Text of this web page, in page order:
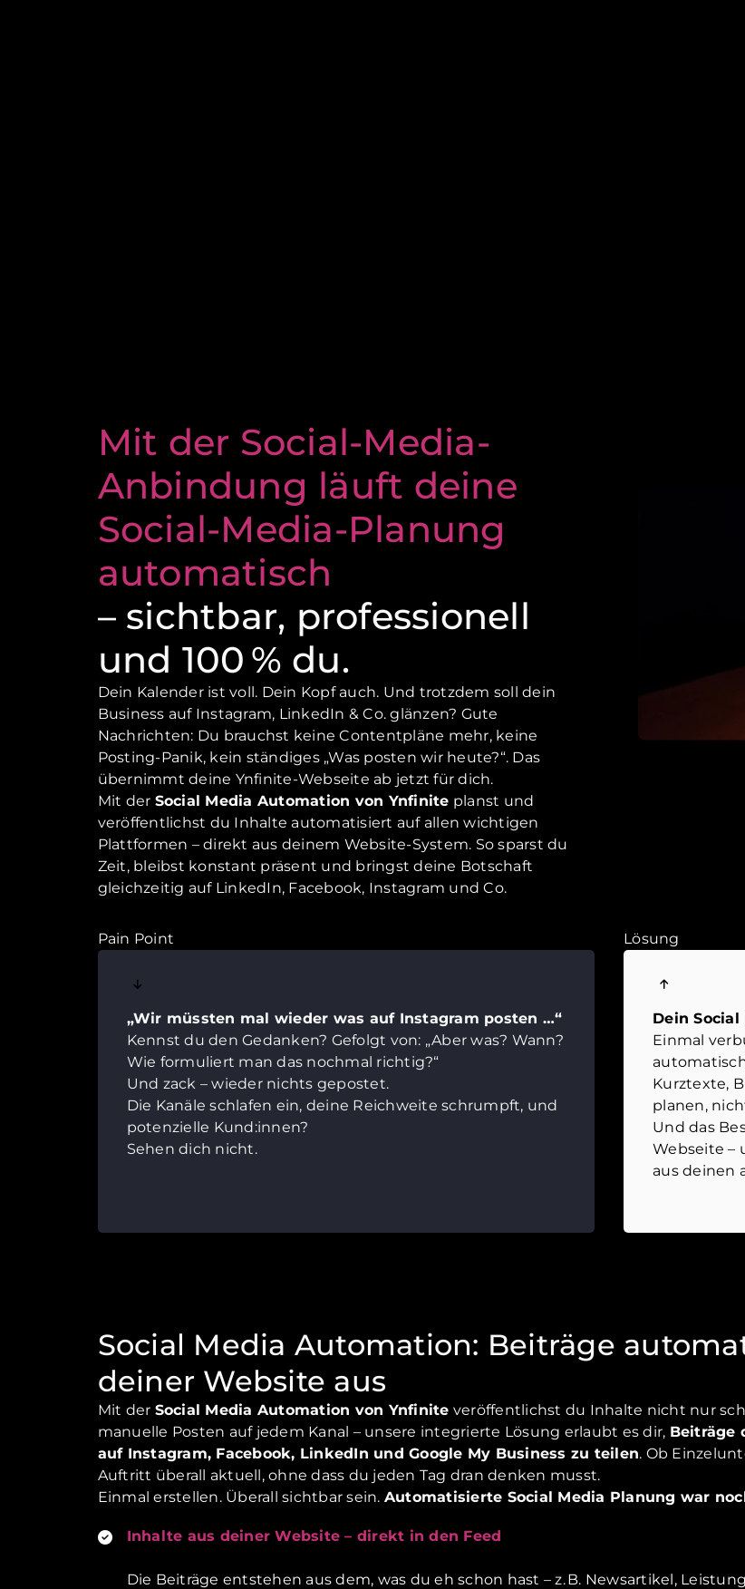
Mit der Social-Media-
Anbindung läuft deine
Social-Media-Planung
automatisch
– sichtbar, professionell
und 100 % du.
Dein Kalender ist voll. Dein Kopf auch. Und trotzdem soll dein
Business auf Instagram, LinkedIn & Co. glänzen? Gute
Nachrichten: Du brauchst keine Contentpläne mehr, keine
Posting-Panik, kein ständiges „Was posten wir heute?“. Das
übernimmt deine Ynfinite-Webseite ab jetzt für dich.
Mit der Social Media Automation von Ynfinite planst und
veröffentlichst du Inhalte automatisiert auf allen wichtigen
Plattformen – direkt aus deinem Website-System. So sparst du
Zeit, bleibst konstant präsent und bringst deine Botschaft
gleichzeitig auf LinkedIn, Facebook, Instagram und Co.
Pain Point
„Wir müssten mal wieder was auf Instagram posten …“
Kennst du den Gedanken? Gefolgt von: „Aber was? Wann?
Wie formuliert man das nochmal richtig?“
Und zack – wieder nichts gepostet.
Die Kanäle schlafen ein, deine Reichweite schrumpft, und
potenzielle Kund:innen?
Sehen dich nicht.
Lösung
Dein
Einmal
Kurztexte,
planen,
Und das
Webseite –
aus deinen
Social Media Automation: Beiträge
deiner Website aus
Mit der Social Media Automation von Ynfinite veröffentlichst du Inhalte nicht nur
manuelle Posten auf jedem Kanal – unsere integrierte Lösung erlaubt es dir, Beiträge
auf Instagram, Facebook, LinkedIn und Google My Business zu teilen. Ob
Auftritt überall aktuell, ohne dass du jeden Tag dran denken musst.
Einmal erstellen. Überall sichtbar sein. Automatisierte Social Media Planung war
Inhalte aus deiner Website – direkt in den Feed
Die Beiträge entstehen aus dem, was du eh schon hast – z. B. Newsartikel,